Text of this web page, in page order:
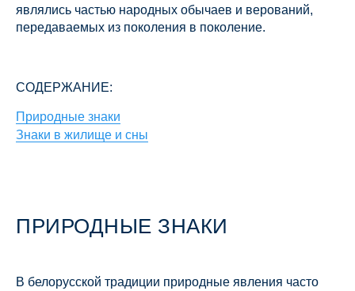
являлись частью народных обычаев и верований,
передаваемых из поколения в поколение.
СОДЕРЖАНИЕ:
Природные знаки
Знаки в жилище и сны
ПРИРОДНЫЕ ЗНАКИ
В белорусской традиции природные явления часто